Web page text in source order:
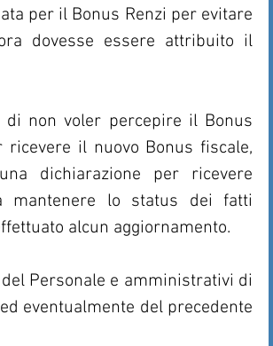
per il Bonus Renzi per evitare
dovesse essere attribuito il
di non voler percepire il Bonus
il nuovo Bonus fiscale,
dichiarazione per ricevere
mantenere lo status dei fatti
alcun aggiornamento.
Personale e amministrativi di
eventualmente del precedente